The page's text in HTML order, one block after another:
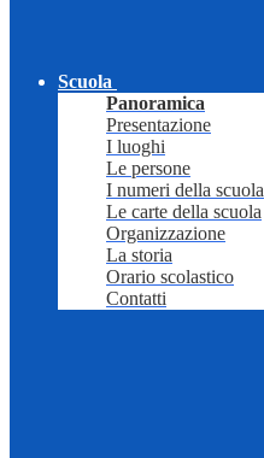
Scuola
Panoramica
Presentazione
I luoghi
Le persone
I numeri della scuola
Le carte della scuola
Organizzazione
La storia
Orario scolastico
Contatti